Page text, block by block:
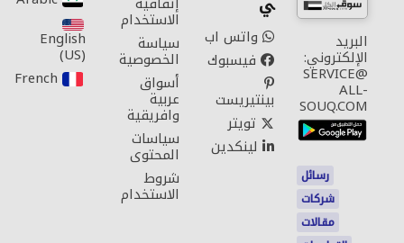
البريد
الإلكتروني:
SERVICE@
ALL-
SOUQ.COM
رسائل
شركات
مقالات
واتس اب
فيسبوك
بينتيريست
تويتر
لينكدين
الاستخدام
سياسة
الخصوصية
أسواق
عربية
وافريقية
سياسات
المحتوى
شروط
الاستخدام
English
(US)‎
French‎